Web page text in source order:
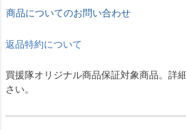
商品についてのお問い合わせ
返品特約について
買援隊オリジナル商品保証対象商品。詳
さい。